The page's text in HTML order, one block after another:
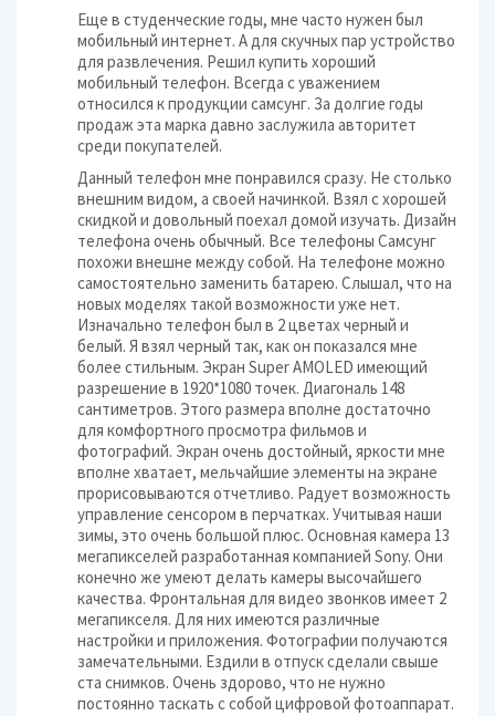
Еще в студенческие годы, мне часто нужен был
мобильный интернет. А для скучных пар устройство
для развлечения. Решил купить хороший
мобильный телефон. Всегда с уважением
относился к продукции самсунг. За долгие годы
продаж эта марка давно заслужила авторитет
среди покупателей.
Данный телефон мне понравился сразу. Не столько
внешним видом, а своей начинкой. Взял с хорошей
скидкой и довольный поехал домой изучать. Дизайн
телефона очень обычный. Все телефоны Самсунг
похожи внешне между собой. На телефоне можно
самостоятельно заменить батарею. Слышал, что на
новых моделях такой возможности уже нет.
Изначально телефон был в 2 цветах черный и
белый. Я взял черный так, как он показался мне
более стильным. Экран Super AMOLED имеющий
разрешение в 1920*1080 точек. Диагональ 148
сантиметров. Этого размера вполне достаточно
для комфортного просмотра фильмов и
фотографий. Экран очень достойный, яркости мне
вполне хватает, мельчайшие элементы на экране
прорисовываются отчетливо. Радует возможность
управление сенсором в перчатках. Учитывая наши
зимы, это очень большой плюс. Основная камера 13
мегапикселей разработанная компанией Sony. Они
конечно же умеют делать камеры высочайшего
качества. Фронтальная для видео звонков имеет 2
мегапикселя. Для них имеются различные
настройки и приложения. Фотографии получаются
замечательными. Ездили в отпуск сделали свыше
ста снимков. Очень здорово, что не нужно
постоянно таскать с собой цифровой фотоаппарат.